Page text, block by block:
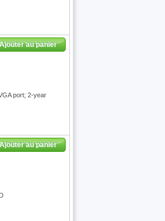
au panier
port; 2-year
au panier